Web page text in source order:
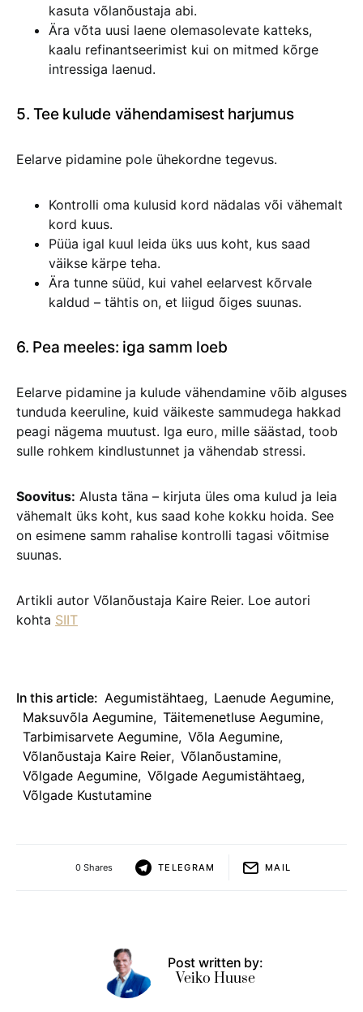
kasuta võlanõustaja abi.
Ära võta uusi laene olemasolevate katteks,
kaalu refinantseerimist kui on mitmed kõrge
intressiga laenud.
5. Tee kulude vähendamisest harjumus
Eelarve pidamine pole ühekordne tegevus.
Kontrolli oma kulusid kord nädalas või vähemalt
kord kuus.
Püüa igal kuul leida üks uus koht, kus saad
väikse kärpe teha.
Ära tunne süüd, kui vahel eelarvest kõrvale
kaldud – tähtis on, et liigud õiges suunas.
6. Pea meeles: iga samm loeb
Eelarve pidamine ja kulude vähendamine võib alguses
tunduda keeruline, kuid väikeste sammudega hakkad
peagi nägema muutust. Iga euro, mille säästad, toob
sulle rohkem kindlustunnet ja vähendab stressi.
Soovitus: Alusta täna – kirjuta üles oma kulud ja leia
vähemalt üks koht, kus saad kohe kokku hoida. See
on esimene samm rahalise kontrolli tagasi võitmise
suunas.
Artikli autor Võlanõustaja Kaire Reier. Loe autori
kohta SIIT
In this article: Aegumistähtaeg, Laenude Aegumine,
Maksuvõla Aegumine, Täitemenetluse Aegumine,
Tarbimisarvete Aegumine, Võla Aegumine,
Võlanõustaja Kaire Reier, Võlanõustamine,
Võlgade Aegumine, Võlgade Aegumistähtaeg,
Võlgade Kustutamine
0 Shares TELEGRAM MAIL
Post written by:
Veiko Huuse